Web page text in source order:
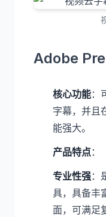
Adobe
核心功能：
字幕，并且
能强大。
产品特点：
专业性强：
具，具备丰
面，可满足